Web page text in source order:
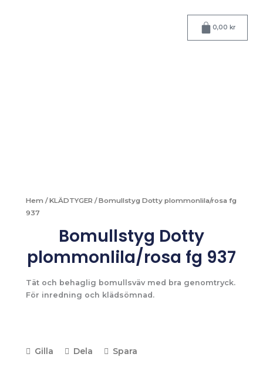
0,00 kr
Varukorg
Hem /KLÄDTYGER / Bomullstyg Dotty plommonlila/rosa fg
937
Bomullstyg Dotty
plommonlila/rosa fg 937
Tät och behaglig bomullsväv med bra genomtryck.
För inredning och klädsömnad.
Gilla Dela Spara